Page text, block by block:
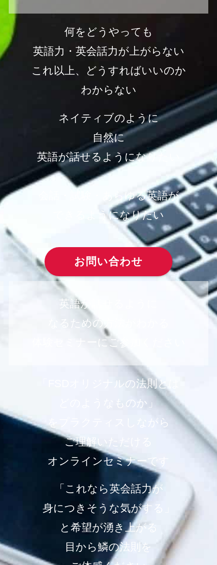
何をどうやっても
英語力・英会話力が上がらない
これ以上、どうすればいいのか
わからない
ネイティブのように
自然に
英語が話せるようになりたい
会話・試験・あらゆる英語が
できるようになりたい
お問い合わせ
英語が話せるように
なるための
体験セミナーにご参加ください
「FSDオリジナルの法則とは
どのようなものか」
をプラクティスしながら
ご理解いただける
オンラインセミナーです
「これなら英会話力が
身につきそうな気がする」
と希望が湧き上がる
目から鱗の法則を